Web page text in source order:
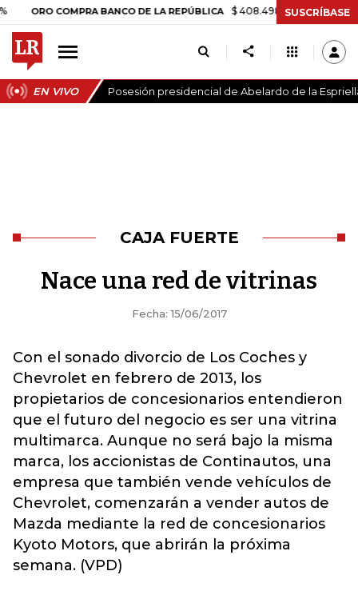
COMPRA BANCO DE LA REPÚBLICA $ 408.498,97 +$ 8.753,81
SUSCRÍBASE
EN VIVO Posesión presidencial de Abelardo de la
CAJA FUERTE
Nace una red de vitrinas
Fecha: 15/06/2017
Con el sonado divorcio de Los Coches y
Chevrolet en febrero de 2013, los
propietarios de concesionarios entendieron
que el futuro del negocio es ser una vitrina
multimarca. Aunque no será bajo la misma
marca, los accionistas de Continautos, una
empresa que también vende vehículos de
Chevrolet, comenzarán a vender autos de
Mazda mediante la red de concesionarios
Kyoto Motors, que abrirán la próxima
semana. (VPD)